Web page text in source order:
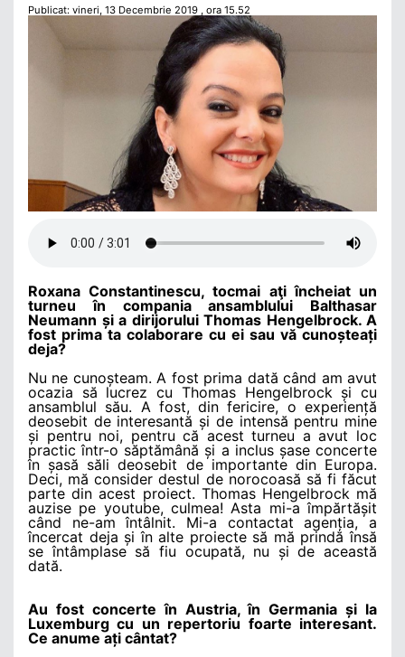
Publicat: vineri, 13 Decembrie 2019 , ora 15.52
Roxana Constantinescu, tocmai aţi încheiat un
turneu în compania ansamblului Balthasar
Neumann și a dirijorului Thomas Hengelbrock. A
fost prima ta colaborare cu ei sau vă cunoșteați
deja?
Nu ne cunoșteam. A fost prima dată când am avut
ocazia să lucrez cu Thomas Hengelbrock și cu
ansamblul său. A fost, din fericire, o experiență
deosebit de interesantă și de intensă pentru mine
și pentru noi, pentru că acest turneu a avut loc
practic într-o săptămână și a inclus șase concerte
în șasă săli deosebit de importante din Europa.
Deci, mă consider destul de norocoasă să fi făcut
parte din acest proiect. Thomas Hengelbrock mă
auzise pe youtube, culmea! Asta mi-a împărtășit
când ne-am întâlnit. Mi-a contactat agenția, a
încercat deja și în alte proiecte să mă prindă însă
se întâmplase să fiu ocupată, nu și de această
dată.
Au fost concerte în Austria, în Germania și la
Luxemburg cu un repertoriu foarte interesant.
Ce anume ați cântat?